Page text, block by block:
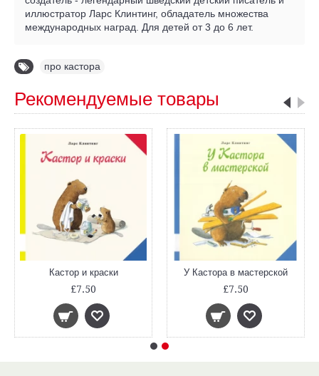
иллюстратор Ларс Клинтинг, обладатель множества
международных наград. Для детей от 3 до 6 лет.
про кастора
Рекомендуемые товары
Кастор и краски
£7.50
У Кастора в мастерской
£7.50